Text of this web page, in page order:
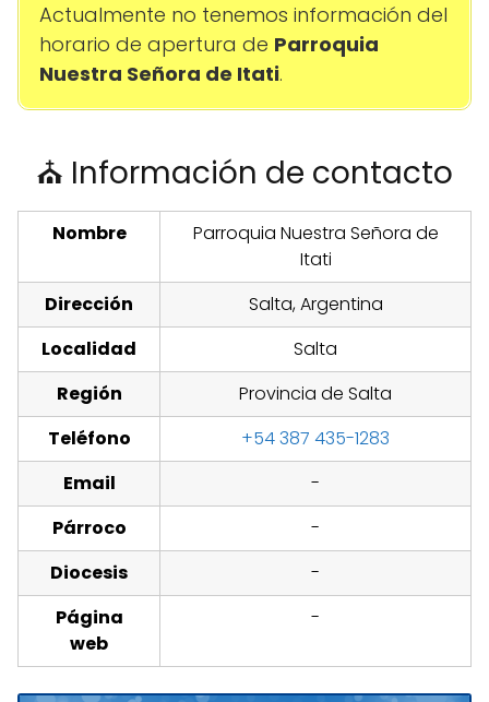
Actualmente no tenemos información del
horario de apertura de Parroquia
Nuestra Señora de Itati.
⛪ Información de contacto
Nombre
Parroquia Nuestra Señora de
Itati
Dirección
Salta, Argentina
Localidad
Salta
Región
Provincia de Salta
Teléfono
+54 387 435-1283
Email
-
Párroco
-
Diocesis
-
Página
web
-